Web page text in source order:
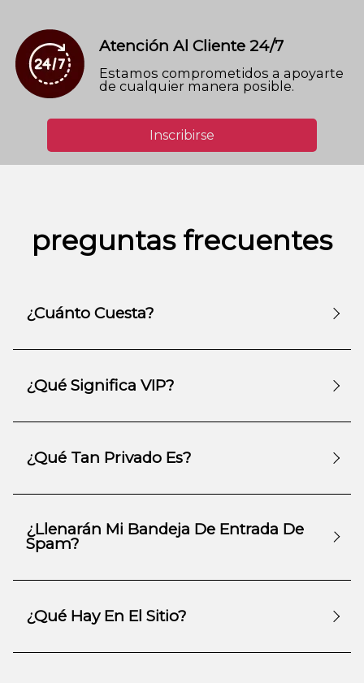
Atención Al Cliente 24/7
Estamos comprometidos a apoyarte
de cualquier manera posible.
Inscribirse
preguntas frecuentes
¿Cuánto Cuesta?
¿Qué Significa VIP?
¿Qué Tan Privado Es?
¿Llenarán Mi Bandeja De Entrada De
Spam?
¿Qué Hay En El Sitio?